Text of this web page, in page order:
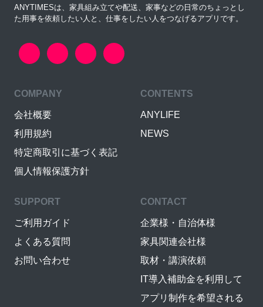
ANYTIMESは、家具組み立てや配送、家事などの日常のちょっとし
た用事を依頼したい人と、仕事をしたい人をつなげるアプリです。
COMPANY
会社概要
利用規約
特定商取引に基づく表記
個人情報保護方針
CONTENTS
ANYLIFE
NEWS
SUPPORT
ご利用ガイド
よくある質問
お問い合わせ
CONTACT
企業様・自治体様
家具関連会社様
取材・講演依頼
IT導入補助金を利用して
アプリ制作を希望される